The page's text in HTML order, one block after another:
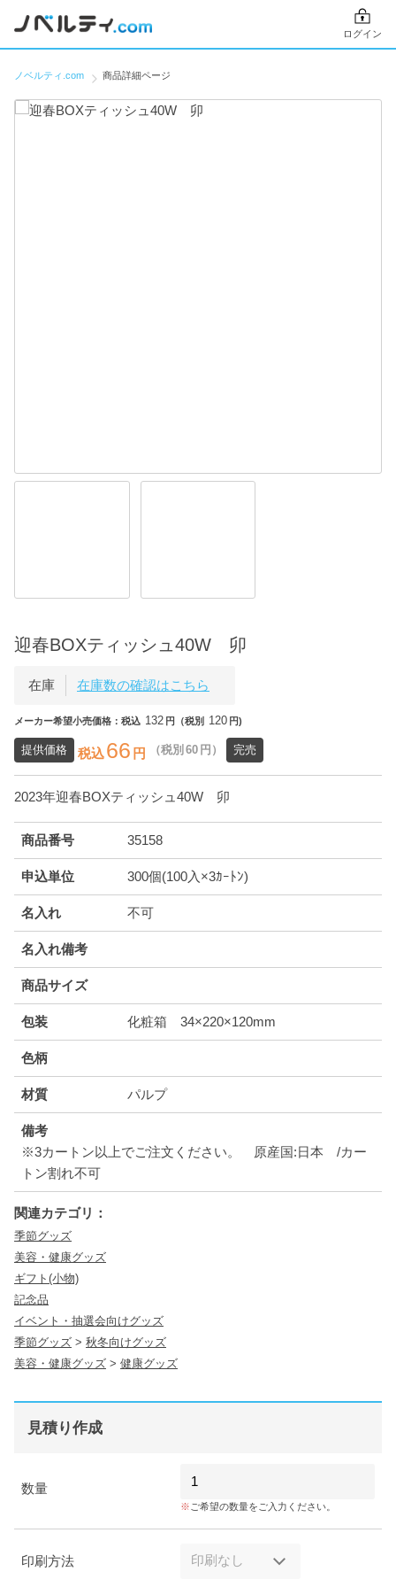
ログイン
ノベルティ.com 商品詳細ページ
迎春BOXティッシュ40W 卯
在庫 在庫数の確認はこちら
メーカー希望小売価格：税込 132 円（税別 120 円)
提供価格 税込66 円 （税別 60 円） 完売
2023年迎春BOXティッシュ40W 卯
商品番号 35158
申込単位 300個(100入×3ｶｰﾄﾝ)
名入れ 不可
名入れ備考
商品サイズ
包装 化粧箱 34×220×120mm
色柄
材質 パルプ
備考
※3カートン以上でご注文ください。 原産国:日本 /カー
トン割れ不可
関連カテゴリ：
季節グッズ
美容・健康グッズ
ギフト(小物)
記念品
イベント・抽選会向けグッズ
季節グッズ > 秋冬向けグッズ
美容・健康グッズ > 健康グッズ
見積り作成
数量
ご希望の数量をご入力ください。
印刷方法